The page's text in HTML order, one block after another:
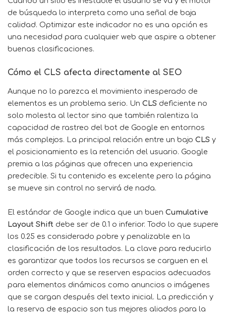
de búsqueda lo interpreta como una señal de baja
calidad. Optimizar este indicador no es una opción es
una necesidad para cualquier web que aspire a obtener
buenas clasificaciones.
Cómo el CLS afecta directamente al SEO
Aunque no lo parezca el movimiento inesperado de
elementos es un problema serio. Un CLS deficiente no
solo molesta al lector sino que también ralentiza la
capacidad de rastreo del bot de Google en entornos
más complejos. La principal relación entre un bajo CLS y
el posicionamiento es la retención del usuario. Google
premia a las páginas que ofrecen una experiencia
predecible. Si tu contenido es excelente pero la página
se mueve sin control no servirá de nada.
El estándar de Google indica que un buen Cumulative
Layout Shift debe ser de 0.1 o inferior. Todo lo que supere
los 0.25 es considerado pobre y penalizable en la
clasificación de los resultados. La clave para reducirlo
es garantizar que todos los recursos se carguen en el
orden correcto y que se reserven espacios adecuados
para elementos dinámicos como anuncios o imágenes
que se cargan después del texto inicial. La predicción y
la reserva de espacio son tus mejores aliados para la